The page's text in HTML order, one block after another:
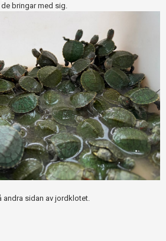
bringar med sig.
andra sidan av jordklotet.